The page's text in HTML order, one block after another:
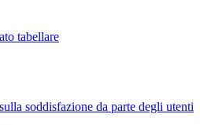
tabellare
soddisfazione da parte degli utenti